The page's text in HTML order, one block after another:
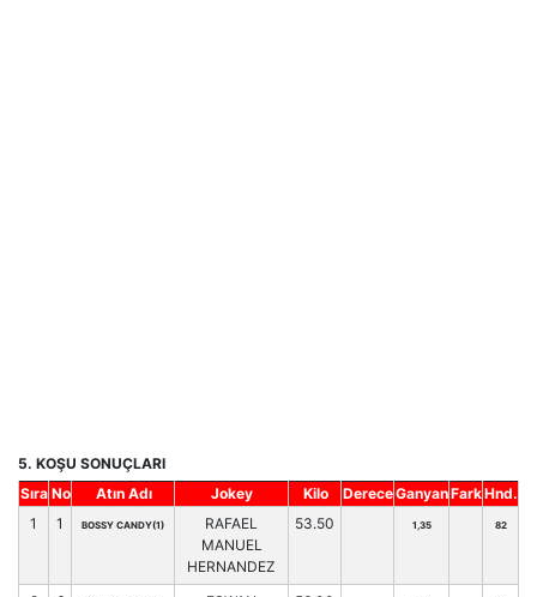
5. KOŞU SONUÇLARI
Sıra No Atın Adı Jokey Kilo DereceGanyanFarkHnd.
1
1 BOSSY CANDY(1)
RAFAEL
MANUEL
HERNANDEZ
53.50 1,35 82